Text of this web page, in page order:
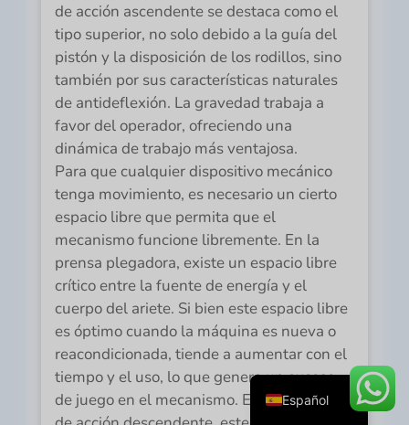
de acción ascendente se destaca como el
tipo superior, no solo debido a la guía del
pistón y la disposición de los rodillos, sino
también por sus características naturales
de antideflexión. La gravedad trabaja a
favor del operador, ofreciendo una
dinámica de trabajo más ventajosa.
Para que cualquier dispositivo mecánico
tenga movimiento, es necesario un cierto
espacio libre que permita que el
mecanismo funcione libremente. En la
prensa plegadora, existe un espacio libre
crítico entre la fuente de energía y el
cuerpo del ariete. Si bien este espacio libre
es óptimo cuando la máquina es nueva o
reacondicionada, tiende a aumentar con el
tiempo y el uso, lo que genera un exceso
de juego en el mecanismo. En las prensas
Español
English
Français
Deutsch
Português